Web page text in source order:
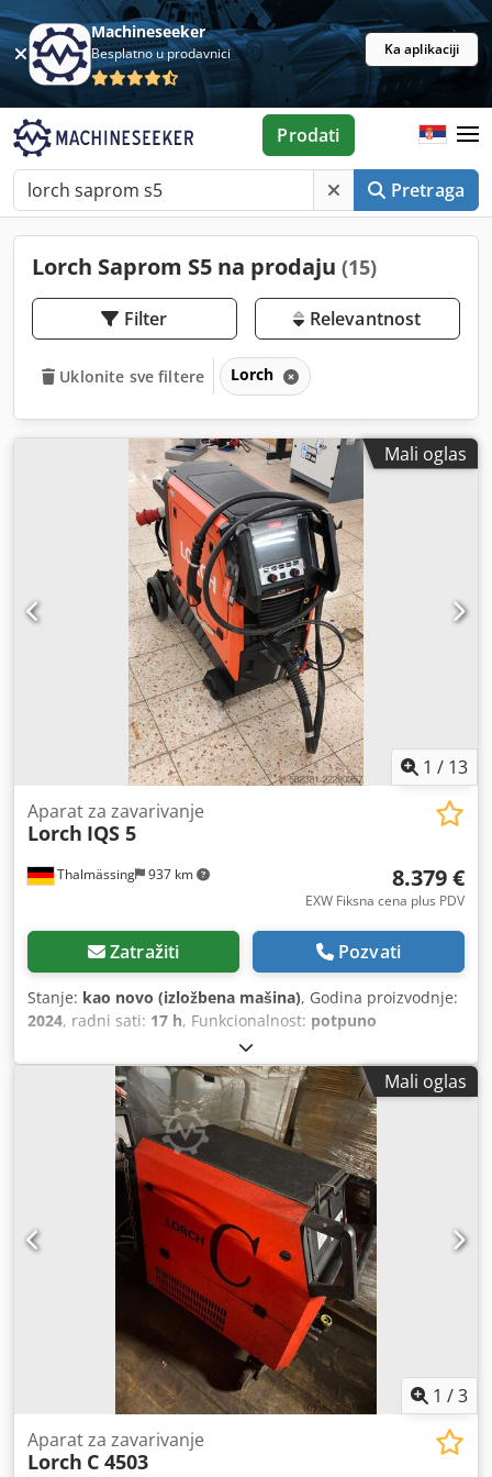
Machineseeker
Besplatno u prodavnici Ka aplikaciji
Pretraga
Prodati
Lorch Saprom S5 na prodaju (15)
Filter Relevantnost
Uklonite sve filtere Lorch
Mali oglas
1 / 13
Thalmässing 937 km
Aparat za zavarivanje
Lorch IQS 5
8.379 €
EXW Fiksna cena plus PDV
Zatražiti Pozvati
Stanje: kao novo (izložbena mašina), Godina proizvodnje:
2024, radni sati: 17 h, Funkcionalnost: potpuno
, broj mašine/vozila:
ulazne struje:trofazni, ukupna visina:892 mm, ukupna
508 mm, ukupna dužina: 1.090 mm, ulazni napon:
, ukupna težina:108 kg , vrsta hlađenja: voda
paketa creva:4.000 mm, električna osigurač:32 A
otvorenog kola:
80 V, struja zavarivanja na 60% radnog
400 A, struja zavarivanja pri 100% radnog ciklusa:
, ulazna struja:32 A , vrsta zaštite (IP kod):
zavarivanja (min.): 20 A, struja zavarivanja (maks.):
Oprema:
Dostupna tipska pločica,
dokumentacija/priručnik, Demonstracioni model, godina
proizvodnje 2024. Dedjzki Szjpfx Adqekr Uključuje Lorch
MIG-MAG gorionik iQ-LMS 400 W PM, 4 m.
Mali oglas
1 /3
Aparat za zavarivanje
Lorch C 4503